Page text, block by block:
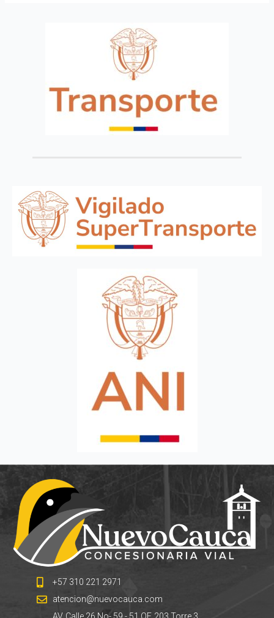
+57 310 221 2971
atencion@nuevocauca.com